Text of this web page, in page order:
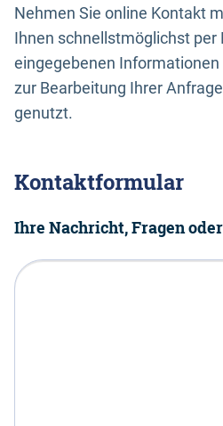
Nehmen Sie online Kontakt
Ihnen schnellstmöglichst per
eingegebenen
zur Bearbeitung Ihrer
genutzt.
Kontaktformular
Ihre Nachricht, Fragen